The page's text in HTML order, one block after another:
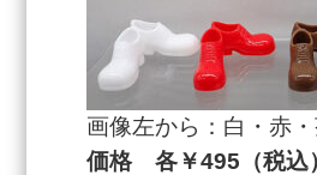
画像左から：白・赤
価格 各￥495（税込